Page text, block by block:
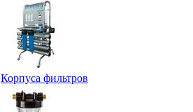
Корпуса фильтров